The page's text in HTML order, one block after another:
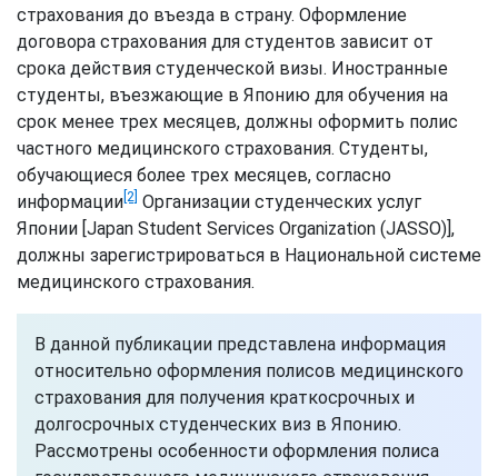
страхования до въезда в страну. Оформление
договора страхования для студентов зависит от
срока действия студенческой визы. Иностранные
студенты, въезжающие в Японию для обучения на
срок менее трех месяцев, должны оформить полис
частного медицинского страхования. Студенты,
обучающиеся более трех месяцев, согласно
информации[2] Организации студенческих услуг
Японии [Japan Student Services Organization (JASSO)],
должны зарегистрироваться в Национальной системе
медицинского страхования.
В данной публикации представлена информация
относительно оформления полисов медицинского
страхования для получения краткосрочных и
долгосрочных студенческих виз в Японию.
Рассмотрены особенности оформления полиса